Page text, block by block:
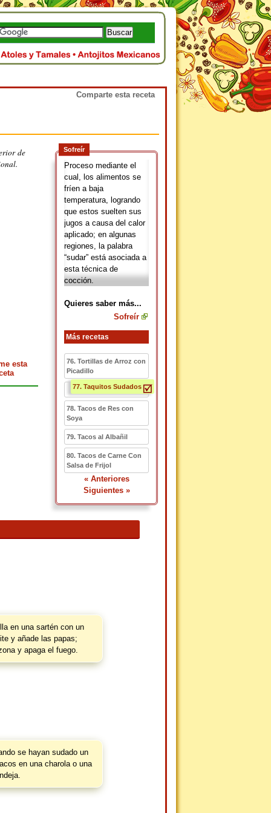
de
Sofreír
Proceso mediante el
cual, los alimentos se
fríen a baja
temperatura, logrando
que estos suelten sus
jugos a causa del calor
aplicado; en algunas
regiones, la palabra
“sudar” está asociada a
esta técnica de
cocción.
Quieres saber más...
Sofreír
Más recetas
76. Tortillas de Arroz con
Picadillo
77. Taquitos Sudados
78. Tacos de Res con
Soya
79. Tacos al Albañil
80. Tacos de Carne Con
Salsa de Frijol
« Anteriores
Siguientes »
esta
en una sartén con un
y añade las papas;
y apaga el fuego.
se hayan sudado un
en una charola o una
Comparte esta receta